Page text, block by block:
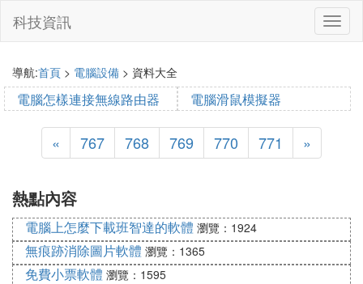
切
換
科技資訊
導航:首頁 > 電腦設備 > 資料大全
電腦怎樣連接無線路由器
2022-01-08 18:41:51
電腦滑鼠模擬器
2022-01-08 18:41:14
« 767 768 769 770 771 »
熱點內容
電腦上怎麼下載班智達的軟體 瀏覽：1924
無痕跡消除圖片軟體 瀏覽：1365
免費小票軟體 瀏覽：1595